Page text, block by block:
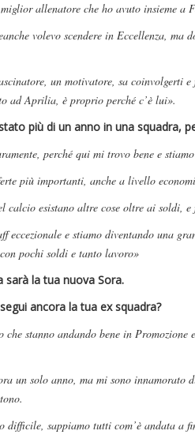
allenatore che ho avuto insieme
volevo scendere in Eccellenza,
un motivatore, sa coinvolgerti
ad Aprilia, è proprio perché c’è lui».
più di un anno in una squadra,
perché qui mi trovo bene e
più importanti, anche a livello
calcio esistano altre cose oltre ai soldi,
eccezionale e stiamo diventando una
pochi soldi e tanto lavoro»
sarà la tua nuova Sora.
ancora la tua ex squadra?
che stanno andando bene in
un solo anno, ma mi sono
difficile, sappiamo tutti com’è andata